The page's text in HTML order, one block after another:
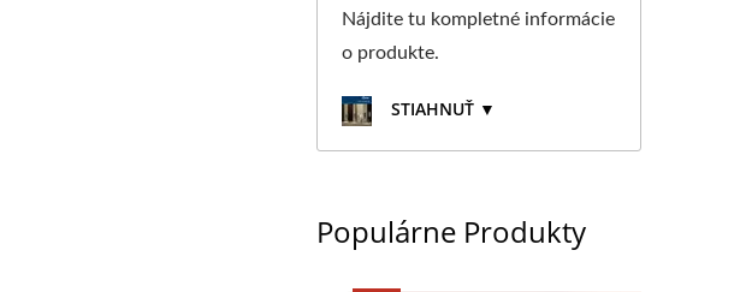
Nájdite tu kompletné informácie
o produkte.
STIAHNUŤ ▼
Populárne Produkty